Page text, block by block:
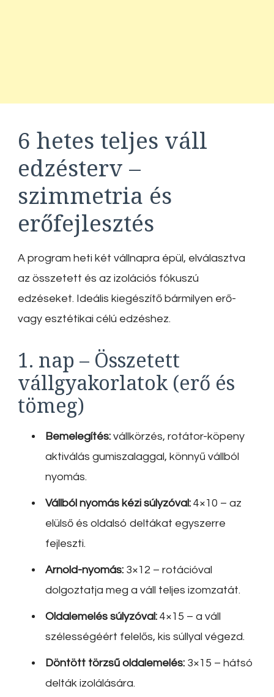
6 hetes teljes váll
edzésterv –
szimmetria és
erőfejlesztés
A program heti két vállnapra épül, elválasztva
az összetett és az izolációs fókuszú
edzéseket. Ideális kiegészítő bármilyen erő-
vagy esztétikai célú edzéshez.
1. nap – Összetett
vállgyakorlatok (erő és
tömeg)
Bemelegítés: vállkörzés, rotátor-köpeny
aktiválás gumiszalaggal, könnyű vállból
nyomás.
Vállból nyomás kézi súlyzóval: 4×10 – az
elülső és oldalsó deltákat egyszerre
fejleszti.
Arnold-nyomás: 3×12 – rotációval
dolgoztatja meg a váll teljes izomzatát.
Oldalemelés súlyzóval: 4×15 – a váll
szélességéért felelős, kis súllyal végezd.
Döntött törzsű oldalemelés: 3×15 – hátsó
delták izolálására.